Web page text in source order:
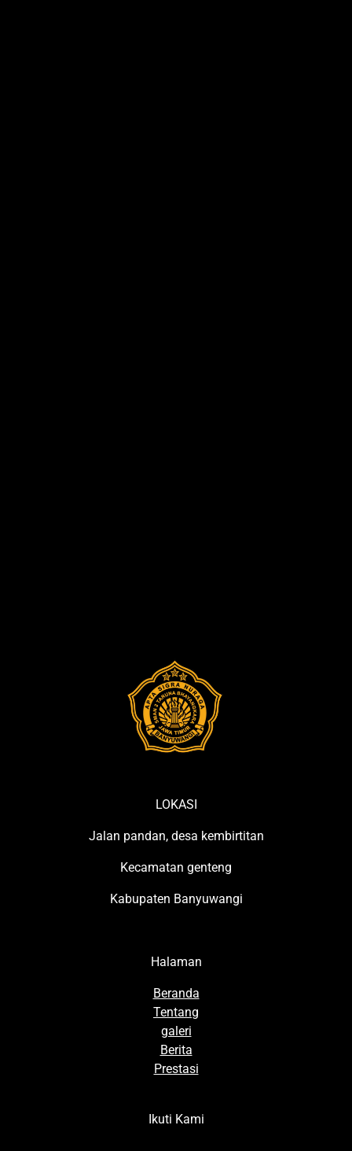
LOKASI
Jalan pandan, desa kembirtitan
Kecamatan genteng
Kabupaten Banyuwangi
Halaman
Beranda
Tentang
galeri
Berita
Prestasi
Ikuti Kami